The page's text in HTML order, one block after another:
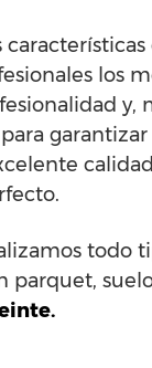
los
y,
garantizar
todo
parquet,